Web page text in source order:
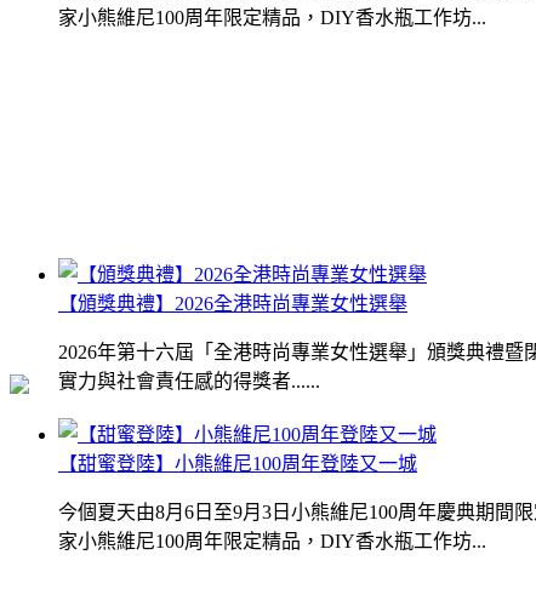
家小熊維尼100周年限定精品，DIY香水瓶工作坊...
【頒獎典禮】2026全港時尚專業女性選舉
2026年第十六屆「全港時尚專業女性選舉」頒獎典禮
實力與社會責任感的得獎者......
【甜蜜登陸】小熊維尼100周年登陸又一城
今個夏天由8月6日至9月3日小熊維尼100周年慶典期間
家小熊維尼100周年限定精品，DIY香水瓶工作坊...